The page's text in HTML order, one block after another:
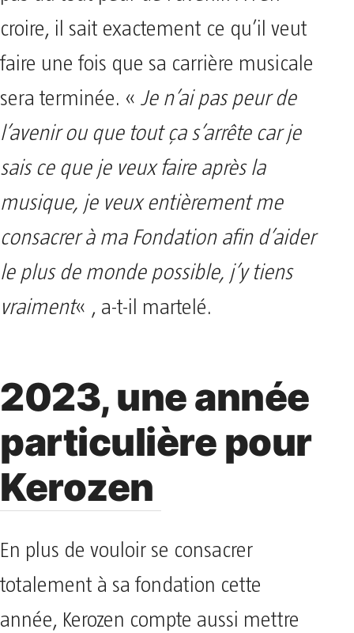
croire, il sait exactement ce qu’il veut
faire une fois que sa carrière musicale
sera terminée. « Je n’ai pas peur de
l’avenir ou que tout ça s’arrête car je
sais ce que je veux faire après la
musique, je veux entièrement me
consacrer à ma Fondation afin d’aider
le plus de monde possible, j’y tiens
vraiment« , a-t-il martelé.
2023, une année
particulière pour
Kerozen
En plus de vouloir se consacrer
totalement à sa fondation cette
année, Kerozen compte aussi mettre